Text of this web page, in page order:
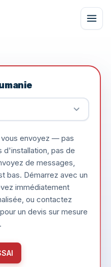
envoyez — pas
d'installation, pas de
de messages,
bas. Démarrez avec un
immédiatement
ou contactez
un devis sur mesure